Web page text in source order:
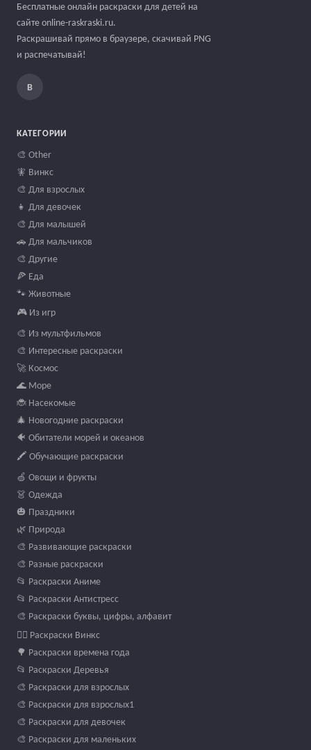
Бесплатные онлайн раскраски для детей на
сайте online-raskraski.ru.
Раскрашивай прямо в браузере, скачивай PNG
и распечатывай!
В
КАТЕГОРИИ
🎨 Other
🧚 Винкс
🎨 Для взрослых
👧 Для девочек
🎨 Для малышей
🚗 Для мальчиков
🎨 Другие
🍕 Еда
🐾 Животные
🎮 Из игр
🎨 Из мультфильмов
🎨 Интересные раскраски
🚀 Космос
🌊 Море
🐞 Насекомые
🎄 Новогодние раскраски
🐠 Обитатели морей и океанов
🖍️ Обучающие раскраски
🍏 Овощи и фрукты
👗 Одежда
🎃 Праздники
🌿 Природа
🎨 Развивающие раскраски
🎨 Разные раскраски
📂 Раскраски Аниме
📂 Раскраски Антистресс
🎨 Раскраски буквы, цифры, алфавит
🧚‍♀️ Раскраски Винкс
🌳 Раскраски времена года
📂 Раскраски Деревья
🎨 Раскраски для взрослых
🎨 Раскраски для взрослых1
🎨 Раскраски для девочек
🎨 Раскраски для маленьких